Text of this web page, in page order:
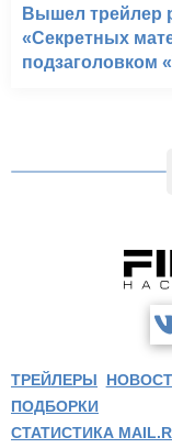
Вышел трейлер
«Секретных
подзаголовком
ТРЕЙЛЕРЫ
ПОДБОРКИ
СТАТИСТИКА